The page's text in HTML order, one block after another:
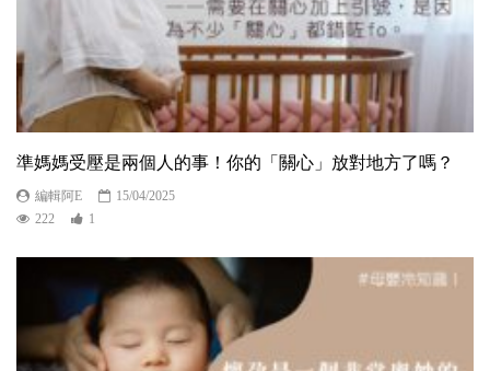
準媽媽受壓是兩個人的事！你的「關心」放對地方了嗎？
編輯阿E
15/04/2025
222
1